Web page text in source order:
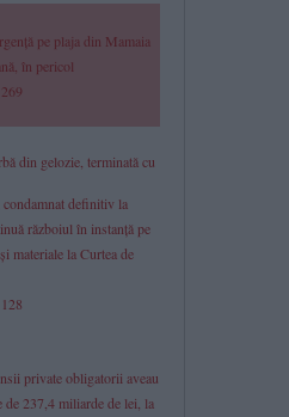
pe plaja din Mamaia
în pericol
269
din gelozie, terminată cu
condamnat definitiv la
războiul în instanță pe
materiale la Curtea de
128
private obligatorii aveau
de 237,4 miliarde de lei, la